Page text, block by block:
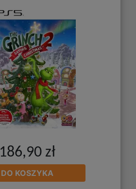
186,90 zł
DO KOSZYKA